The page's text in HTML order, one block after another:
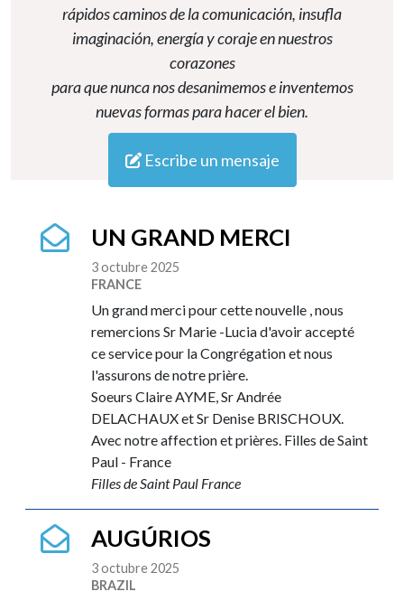
rápidos caminos de la comunicación, insufla
imaginación, energía y coraje en nuestros
corazones
para que nunca nos desanimemos e inventemos
nuevas formas para hacer el bien.
Escribe un mensaje
UN GRAND MERCI
3 octubre 2025
FRANCE
Un grand merci pour cette nouvelle , nous
remercions Sr Marie -Lucia d'avoir accepté
ce service pour la Congrégation et nous
l'assurons de notre prière.
Soeurs Claire AYME, Sr Andrée
DELACHAUX et Sr Denise BRISCHOUX.
Avec notre affection et prières. Filles de Saint
Paul - France
Filles de Saint Paul France
AUGÚRIOS
3 octubre 2025
BRAZIL